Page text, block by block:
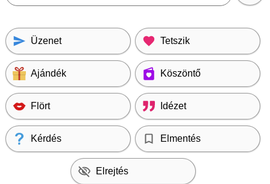
Üzenet Tetszik
Ajándék Köszöntő
Flört Idézet
Kérdés Elmentés
Elrejtés